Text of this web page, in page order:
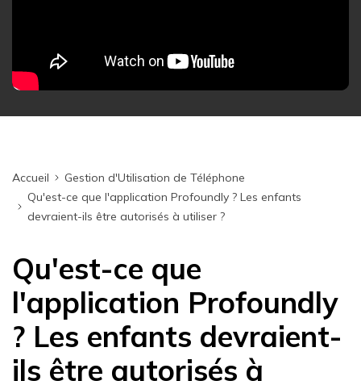
Accueil
Gestion d'Utilisation de Téléphone
Qu'est-ce que l'application Profoundly ? Les enfants
devraient-ils être autorisés à utiliser ?
Qu'est-ce que
l'application Profoundly
? Les enfants devraient-
ils être autorisés à